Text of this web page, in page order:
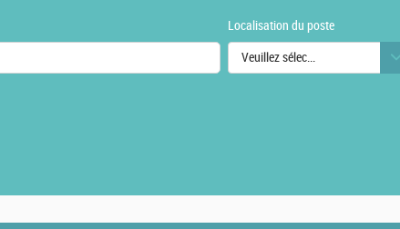
Localisation du poste
Veuillez sélectionner une ou